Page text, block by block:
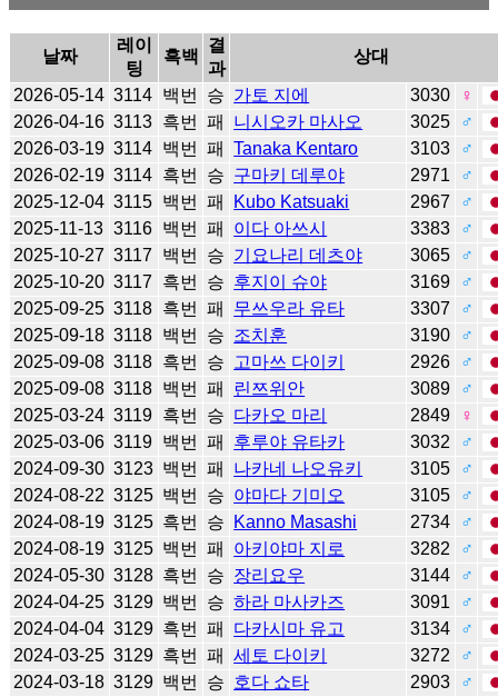
날짜
레이
팅
흑백
결
과
상대
2026-05-14 3114 백번 승 가토 지에 3030
♀
2026-04-16 3113 흑번 패 니시오카 마사오 3025
♂
2026-03-19 3114 백번 패 Tanaka Kentaro 3103
♂
2026-02-19 3114 흑번 승 구마키 데루야 2971
♂
2025-12-04 3115 백번 패 Kubo Katsuaki 2967
♂
2025-11-13 3116 백번 패 이다 아쓰시 3383
♂
2025-10-27 3117 백번 승 기요나리 데츠야 3065
♂
2025-10-20 3117 흑번 승 후지이 슈야 3169
♂
2025-09-25 3118 흑번 패 무쓰우라 유타 3307
♂
2025-09-18 3118 백번 승 조치훈 3190
♂
2025-09-08 3118 흑번 승 고마쓰 다이키 2926
♂
2025-09-08 3118 백번 패 린쯔위안 3089
♂
2025-03-24 3119 흑번 승 다카오 마리 2849
♀
2025-03-06 3119 백번 패 후루야 유타카 3032
♂
2024-09-30 3123 백번 패 나카네 나오유키 3105
♂
2024-08-22 3125 백번 승 야마다 기미오 3105
♂
2024-08-19 3125 흑번 승 Kanno Masashi 2734
♂
2024-08-19 3125 백번 패 아키야마 지로 3282
♂
2024-05-30 3128 흑번 승 장리요우 3144
♂
2024-04-25 3129 백번 승 하라 마사카즈 3091
♂
2024-04-04 3129 흑번 패 다카시마 유고 3134
♂
2024-03-25 3129 흑번 패 세토 다이키 3272
♂
2024-03-18 3129 백번 승 호다 쇼타 2903
♂